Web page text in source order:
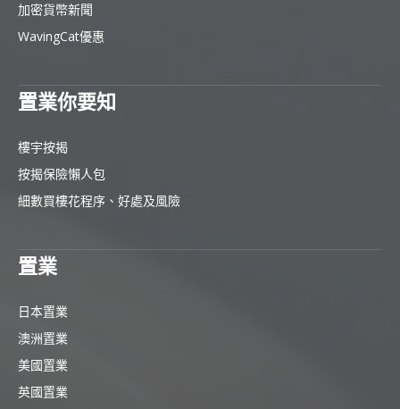
加密貨幣新聞
WavingCat優惠
置業你要知
樓宇按揭
按揭保險懶人包
細數買樓花程序、好處及風險
置業
日本置業
澳洲置業
美國置業
英國置業